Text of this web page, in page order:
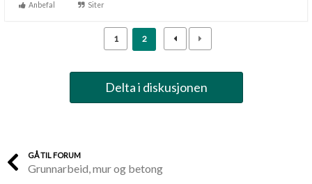
Anbefal Siter
1 2
Delta i diskusjonen
GÅ TIL FORUM
Grunnarbeid, mur og betong